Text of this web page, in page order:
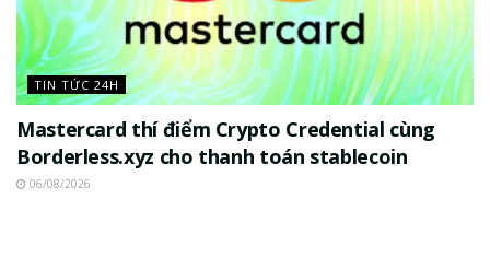
TIN TỨC 24H
Mastercard thí điểm Crypto Credential cùng
Borderless.xyz cho thanh toán stablecoin
06/08/2026